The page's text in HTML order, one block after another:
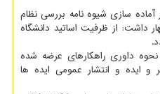
آماده سازی شیوه نامه بررسی نظام
داشت: از ظرفیت اساتید دانشگاه
داوری راهکارهای عرضه شده
ایده و انتشار عمومی ایده ها